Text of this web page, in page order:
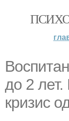
до 2
кризис